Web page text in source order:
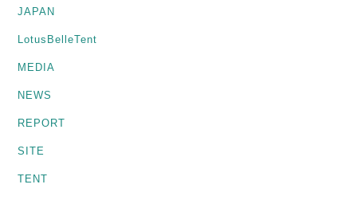
JAPAN
LotusBelleTent
MEDIA
NEWS
REPORT
SITE
TENT